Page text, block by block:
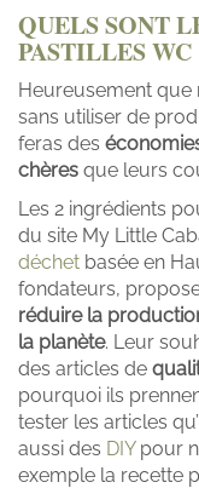
QUELS SONT
PASTILLES WC
Heureusement
sans utiliser de
feras des
chères que leurs
Les 2 ingrédients
du site My Little
déchet basée en
fondateurs,
réduire la
la planète. Leur
des articles de
pourquoi ils
tester les articles
aussi des DIYpour
exemple la recette